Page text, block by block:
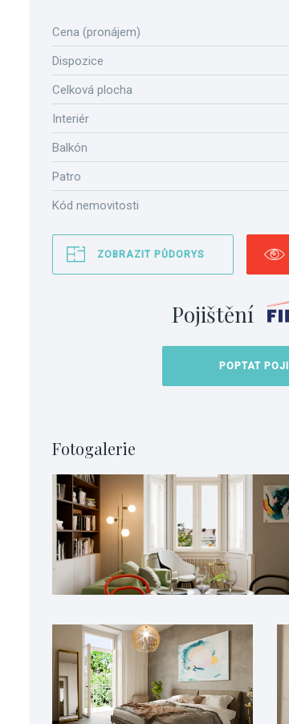
Cena (pronájem)
Dispozice
Celková plocha
Interiér
Balkón
Patro
Kód nemovitosti
ZOBRAZIT PŮDORYS
Pojištění
POPTAT
Fotogalerie